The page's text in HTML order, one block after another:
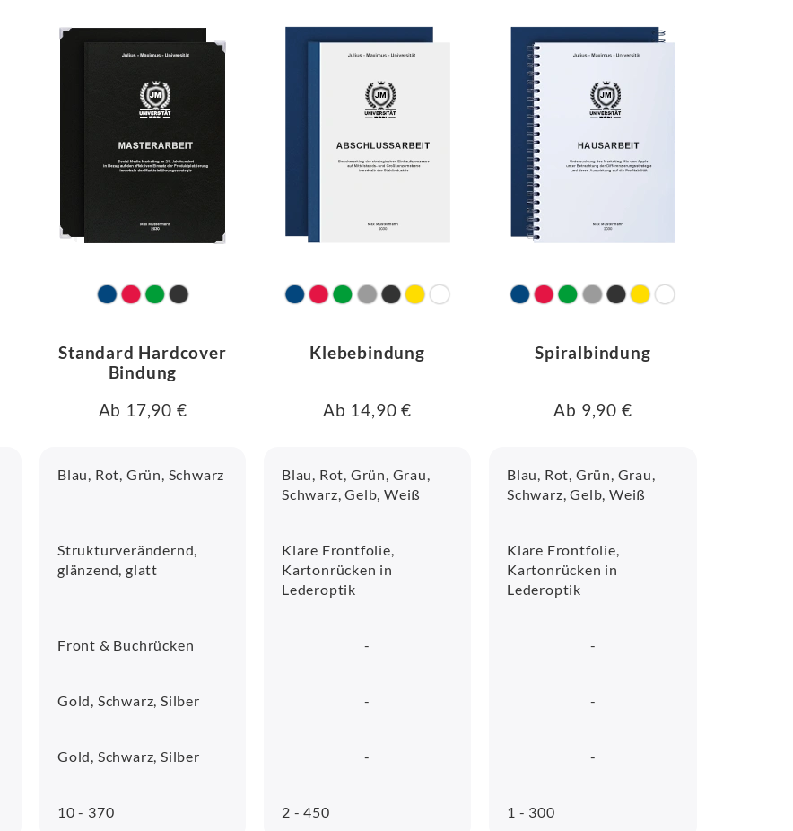
Standard Hardcover
Bindung
Klebebindung Spiralbindung
Ab 17,90 € Ab 14,90 € Ab 9,90 €
Blau, Rot, Grün, Schwarz
Blau, Rot, Grün, Grau,
Schwarz, Gelb, Weiß
Blau, Rot, Grün, Grau,
Schwarz, Gelb, Weiß
Strukturverändernd,
glänzend, glatt
Klare Frontfolie,
Kartonrücken in
Lederoptik
Klare Frontfolie,
Kartonrücken in
Lederoptik
Front & Buchrücken - -
Gold, Schwarz, Silber - -
Gold, Schwarz, Silber - -
10 - 370 2 - 450 1 - 300